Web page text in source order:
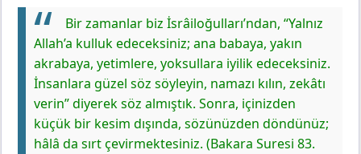
Bir zamanlar biz İsrâiloğulları’ndan, “Yalnız
Allah’a kulluk edeceksiniz; ana babaya, yakın
akrabaya, yetimlere, yoksullara iyilik edeceksiniz.
İnsanlara güzel söz söyleyin, namazı kılın, zekâtı
verin” diyerek söz almıştık. Sonra, içinizden
küçük bir kesim dışında, sözünüzden döndünüz;
hâlâ da sırt çevirmektesiniz. (Bakara Suresi 83.